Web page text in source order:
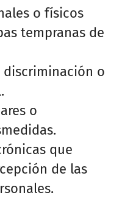
o físicos
tempranas de
discriminación o
o
que
de las